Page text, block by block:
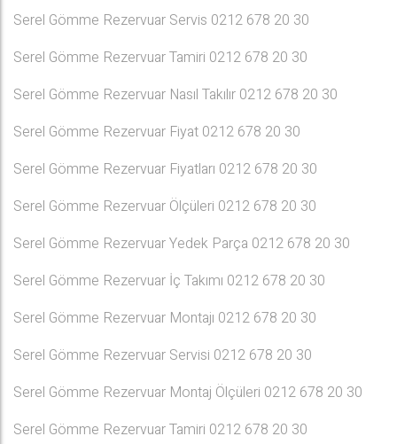
Serel Gömme Rezervuar Servis 0212 678 20 30
Serel Gömme Rezervuar Tamiri 0212 678 20 30
Serel Gömme Rezervuar Nasıl Takılır 0212 678 20 30
Serel Gömme Rezervuar Fiyat 0212 678 20 30
Serel Gömme Rezervuar Fiyatları 0212 678 20 30
Serel Gömme Rezervuar Ölçüleri 0212 678 20 30
Serel Gömme Rezervuar Yedek Parça 0212 678 20 30
Serel Gömme Rezervuar İç Takımı 0212 678 20 30
Serel Gömme Rezervuar Montajı 0212 678 20 30
Serel Gömme Rezervuar Servisi 0212 678 20 30
Serel Gömme Rezervuar Montaj Ölçüleri 0212 678 20 30
Serel Gömme Rezervuar Tamiri 0212 678 20 30